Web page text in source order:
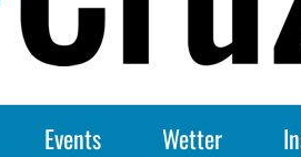
Events Wetter